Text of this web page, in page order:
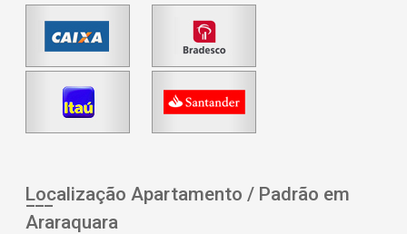
Localização Apartamento / Padrão em
Araraquara